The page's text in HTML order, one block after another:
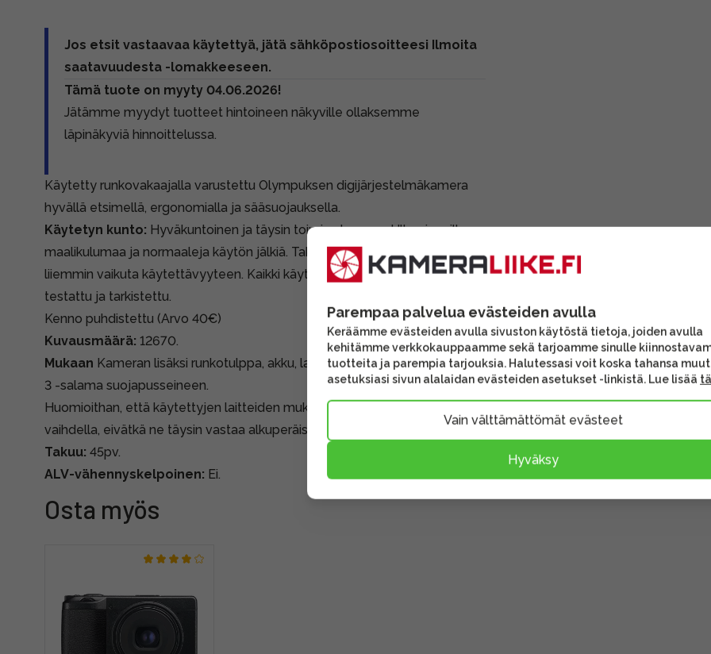
Jos etsit vastaavaa käytettyä, jätä sähköpostiosoitteesi Ilmoita
saatavuudesta -lomakkeeseen.
Tämä tuote on myyty 04.06.2026!
Jätämme myydyt tuotteet hintoineen näkyville ollaksemme
läpinäkyviä hinnoittelussa.
Käytetty runkovakaajalla varustettu Olympuksen digijärjestelmäkamera
hyvällä etsimellä, ergonomialla ja sääsuojauksella.
Käytetyn kunto: Hyväkuntoinen ja täysin toimiva kamera. Ulkopinnoilla
maalikulumaa ja normaaleja käytön jälkiä. Takanäytössä naarmuja, jotka eivät
liiemmin vaikuta käytettävyyteen. Kaikki käytetyt vaihtolaitteemme on
testattu ja tarkistettu.
Kenno puhdistettu (Arvo 40€)
Kuvausmäärä: 12670.
Mukaan Kameran lisäksi runkotulppa, akku, laturi, USB-kaapeli, hihna sekä FL-
3 -salama suojapusseineen.
Huomioithan, että käytettyjen laitteiden mukana tulevat lisävarusteet voivat
vaihdella, eivätkä ne täysin vastaa alkuperäispakkauksen sisältöä.
Takuu: 45pv.
ALV-vähennyskelpoinen: Ei.
Osta myös
Parempaa palvelua evästeiden avulla
Keräämme evästeiden avulla sivuston käytöstä tietoja, joiden avulla
kehitämme verkkokauppaamme sekä tarjoamme sinulle
tuotteita ja parempia tarjouksia. Halutessasi voit koska tahansa
asetuksiasi sivun alalaidan evästeiden asetukset -linkistä. Lue lisää
Vain välttämättömät evästeet
Hyväksy